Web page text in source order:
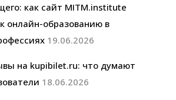
как сайт MITM.institute
онлайн-образованию в
19.06.2026
на kupibilet.ru: что думают
18.06.2026